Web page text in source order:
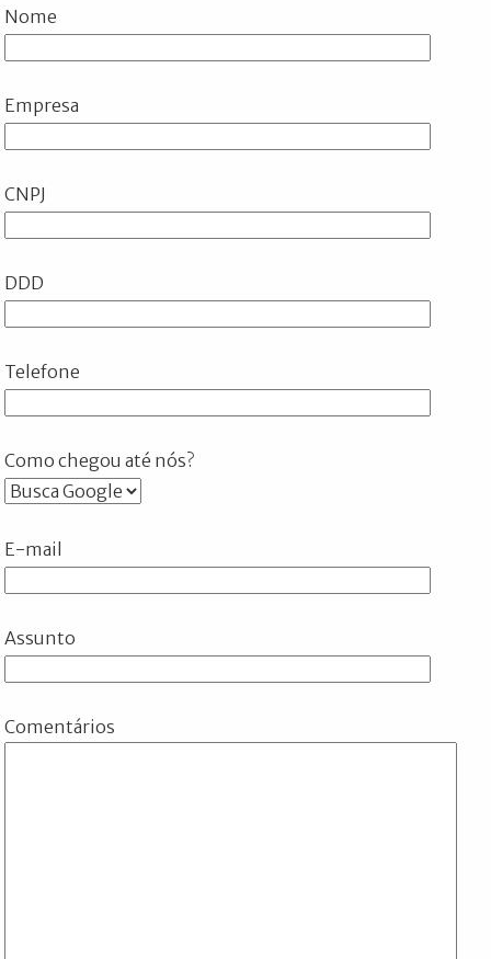
Nome
Empresa
CNPJ
DDD
Telefone
Como chegou até nós?
E-mail
Assunto
Comentários